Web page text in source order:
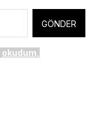
GÖNDER
okudum,